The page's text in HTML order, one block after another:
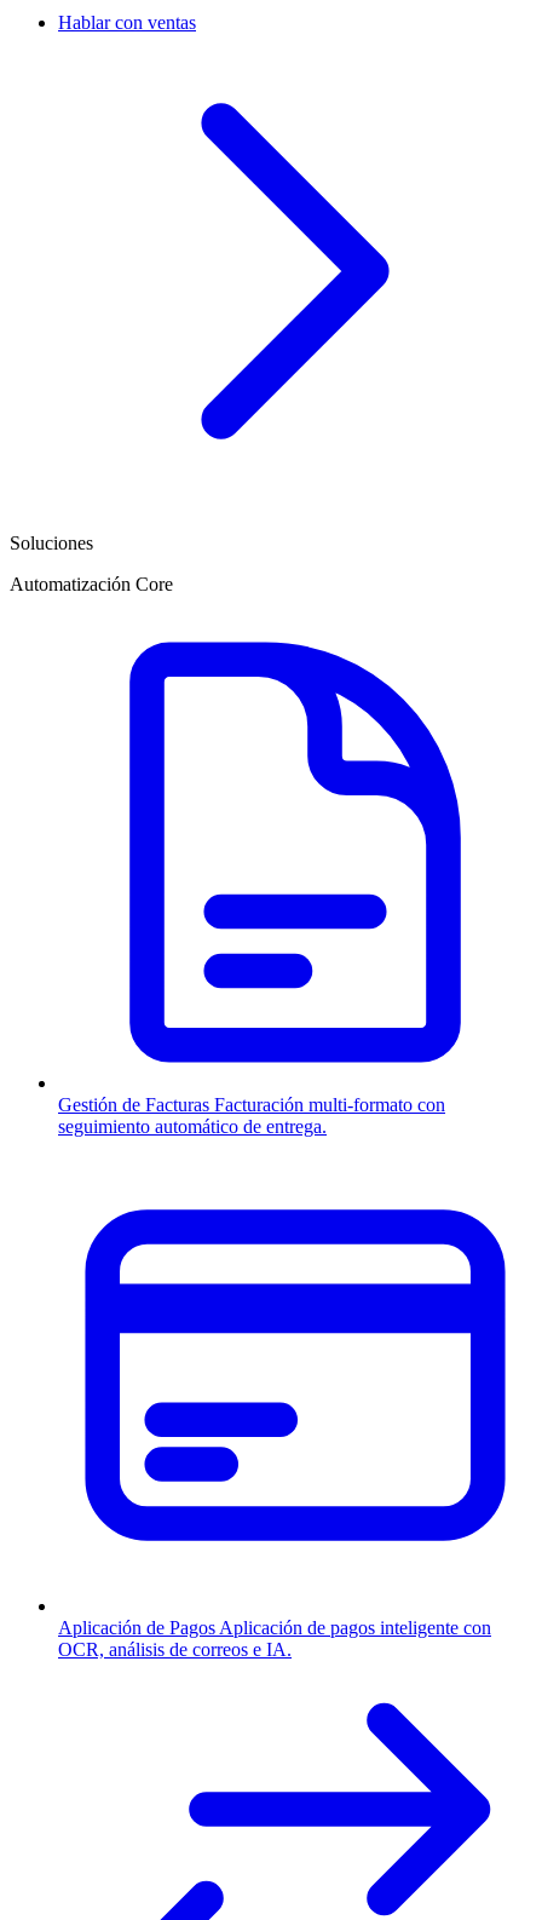
Hablar con ventas
Soluciones
Automatización Core
Gestión de Facturas Facturación multi-formato con
seguimiento automático de entrega.
Aplicación de Pagos Aplicación de pagos inteligente con
OCR, análisis de correos e IA.